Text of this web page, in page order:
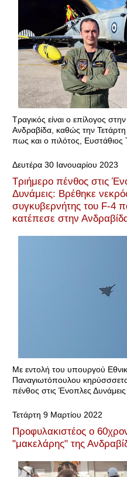
Τραγικός είναι ο επίλογος
Ανδραβίδα, καθώς την
πως και ο πιλότος, Ευστάθιος
Δευτέρα 30 Ιανουαρίου 2023
Τριήμερο πένθος στις
Δυνάμεις: Βρέθηκε
συγκυβερνήτης του F-4
κατέπεσε στην
Με εντολή του υπουργού
Παναγιωτόπουλου
πένθος στις Ένοπλες
Τετάρτη 9 Μαρτίου 2022
Προφυλακιστέος ο
"μακελάρης" της